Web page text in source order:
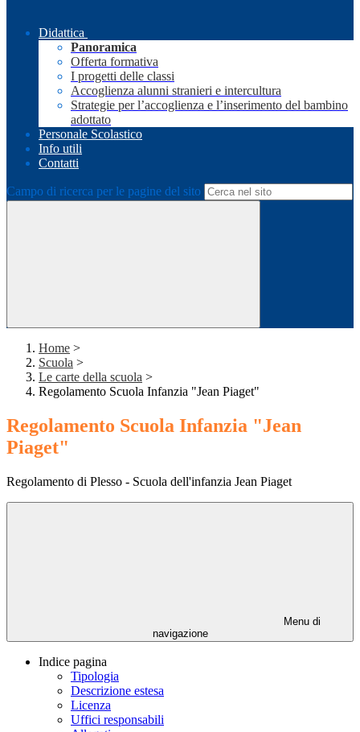
Didattica
Panoramica
Offerta formativa
I progetti delle classi
Accoglienza alunni stranieri e intercultura
Strategie per l’accoglienza e l’inserimento del bambino
adottato
Personale Scolastico
Info utili
Contatti
Campo di ricerca per le pagine del sito
Home >
Scuola >
Le carte della scuola >
Regolamento Scuola Infanzia "Jean Piaget"
Regolamento Scuola Infanzia "Jean
Piaget"
Regolamento di Plesso - Scuola dell'infanzia Jean Piaget
Menu di
navigazione
Indice pagina
Tipologia
Descrizione estesa
Licenza
Uffici responsabili